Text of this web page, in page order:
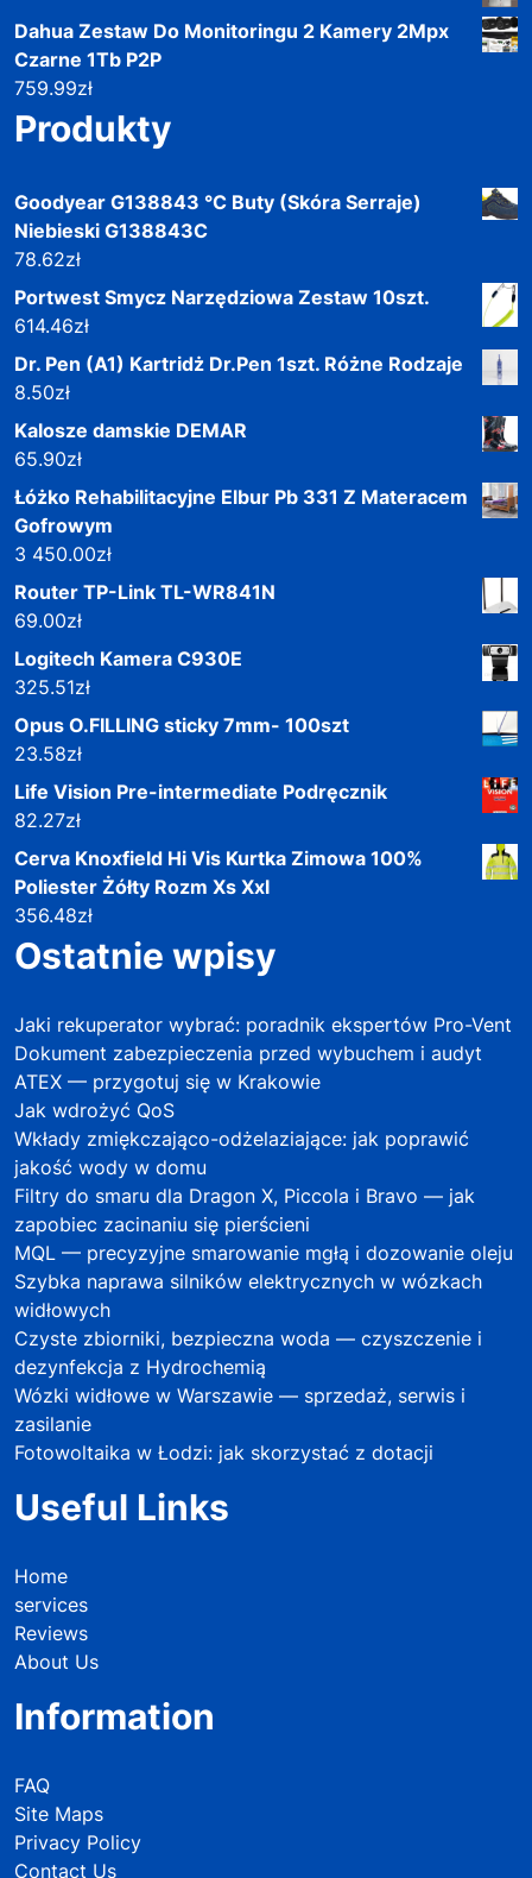
Dahua Zestaw Do Monitoringu 2 Kamery 2Mpx
Czarne 1Tb P2P
759.99zł
Produkty
Goodyear G138843 °C Buty (Skóra Serraje)
Niebieski G138843C
78.62zł
Portwest Smycz Narzędziowa Zestaw 10szt.
614.46zł
Dr. Pen (A1) Kartridż Dr.Pen 1szt. Różne Rodzaje
8.50zł
Kalosze damskie DEMAR
65.90zł
Łóżko Rehabilitacyjne Elbur Pb 331 Z Materacem
Gofrowym
3 450.00zł
Router TP-Link TL-WR841N
69.00zł
Logitech Kamera C930E
325.51zł
Opus O.FILLING sticky 7mm- 100szt
23.58zł
Life Vision Pre-intermediate Podręcznik
82.27zł
Cerva Knoxfield Hi Vis Kurtka Zimowa 100%
Poliester Żółty Rozm Xs Xxl
356.48zł
Ostatnie wpisy
Jaki rekuperator wybrać: poradnik ekspertów Pro-Vent
Dokument zabezpieczenia przed wybuchem i audyt
ATEX — przygotuj się w Krakowie
Jak wdrożyć QoS
Wkłady zmiękczająco-odżelaziające: jak poprawić
jakość wody w domu
Filtry do smaru dla Dragon X, Piccola i Bravo — jak
zapobiec zacinaniu się pierścieni
MQL — precyzyjne smarowanie mgłą i dozowanie oleju
Szybka naprawa silników elektrycznych w wózkach
widłowych
Czyste zbiorniki, bezpieczna woda — czyszczenie i
dezynfekcja z Hydrochemią
Wózki widłowe w Warszawie — sprzedaż, serwis i
zasilanie
Fotowoltaika w Łodzi: jak skorzystać z dotacji
Useful Links
Home
services
Reviews
About Us
Information
FAQ
Site Maps
Privacy Policy
Contact Us